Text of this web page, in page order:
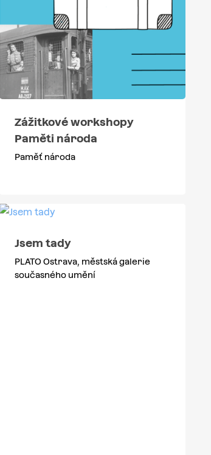
Zážitkové workshopy
Paměti národa
Paměť národa
Jsem tady
PLATO Ostrava, městská galerie
současného umění